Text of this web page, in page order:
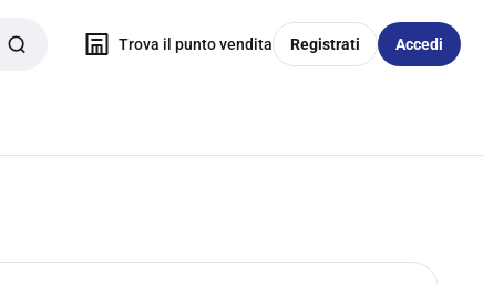
Trova il punto vendita Registrati Accedi